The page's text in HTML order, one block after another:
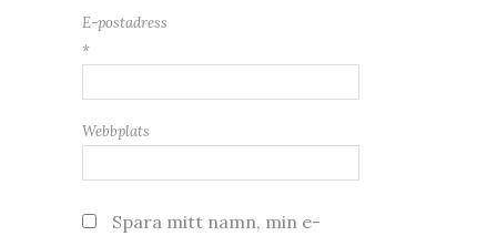
E-postadress
*
Webbplats
Spara mitt namn, min e-